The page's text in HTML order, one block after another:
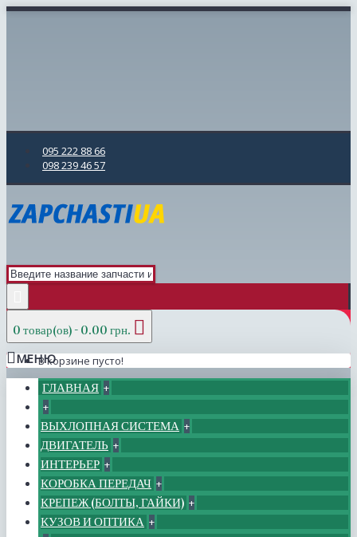
095 222 88 66
098 239 46 57
0 товар(ов) - 0.00 грн.
В корзине пусто!
МЕНЮ
ГЛАВНАЯ +
+
ВЫХЛОПНАЯ СИСТЕМА +
ДВИГАТЕЛЬ +
ИНТЕРЬЕР +
КОРОБКА ПЕРЕДАЧ +
КРЕПЕЖ (БОЛТЫ, ГАЙКИ) +
КУЗОВ И ОПТИКА +